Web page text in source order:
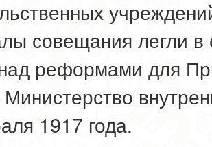
совещания легли
реформами для
1917 года.